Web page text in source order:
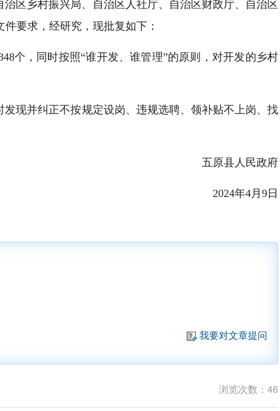
区乡村振兴局、自治区人社厅、自治区财政厅、自治区
要求，经研究，现批复如下：
个，同时按照“谁开发、谁管理”的原则，对开发的乡村
现并纠正不按规定设岗、违规选聘、领补贴不上岗、找
五原县人民政府
2024年4月9日
我要对文章提问
浏览次数： 46